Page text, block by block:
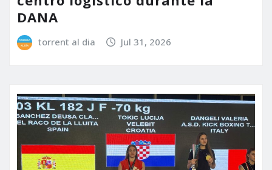
DANA
torrent al dia Jul 31, 2026